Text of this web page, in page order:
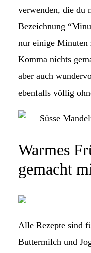
verwenden, die du
Bezeichnung
nur einige
Komma nichts
aber auch
ebenfalls völlig
Warmes
gemacht
Alle Rezepte sind
Buttermilch und